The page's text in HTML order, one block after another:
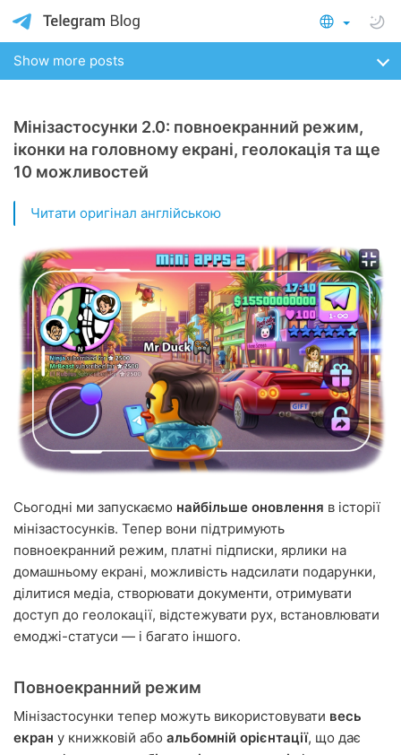
Show more posts
Мінізастосунки 2.0: повноекранний режим,
іконки на головному екрані, геолокація та ще
10 можливостей
Читати оригінал англійською
Сьогодні ми запускаємо найбільше оновлення в історії
мінізастосунків. Тепер вони підтримують
повноекранний режим, платні підписки, ярлики на
домашньому екрані, можливість надсилати подарунки,
ділитися медіа, створювати документи, отримувати
доступ до геолокації, відстежувати рух, встановлювати
емоджі-статуси — і багато іншого.
Повноекранний режим
Мінізастосунки тепер можуть використовувати весь
екран у книжковій або альбомній орієнтації, що дає